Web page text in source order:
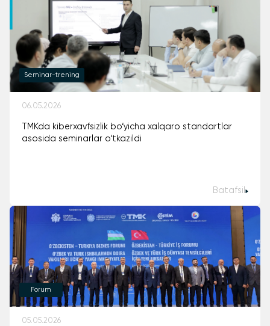
Seminar-trening
06.05.2026
TMKda kiberxavfsizlik bo‘yicha xalqaro standartlar
asosida seminarlar o‘tkazildi
Batafsil
Forum
05.05.2026